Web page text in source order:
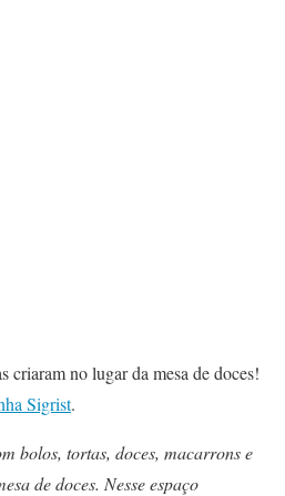
criaram no lugar da mesa de doces!
Sigrist.
bolos, tortas, doces, macarrons e
de doces. Nesse espaço